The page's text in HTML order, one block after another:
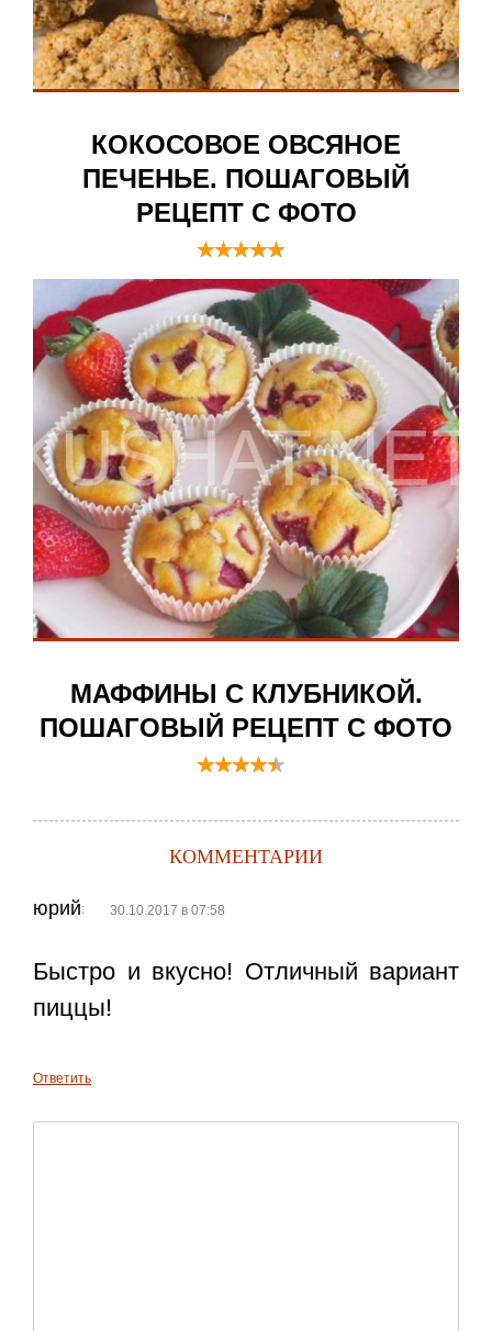
КОКОСОВОЕ ОВСЯНОЕ
ПЕЧЕНЬЕ. ПОШАГОВЫЙ
РЕЦЕПТ С ФОТО
МАФФИНЫ С КЛУБНИКОЙ.
ПОШАГОВЫЙ РЕЦЕПТ С ФОТО
КОММЕНТАРИИ
юрий: 30.10.2017 в 07:58
Быстро и вкусно! Отличный вариант
пиццы!
Ответить